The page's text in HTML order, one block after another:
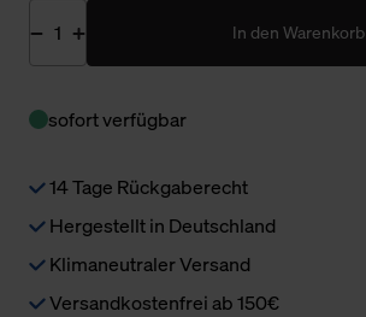
In den Warenkorb
sofort verfügbar
14 Tage Rückgaberecht
Hergestellt in Deutschland
Klimaneutraler Versand
Versandkostenfrei ab 150€